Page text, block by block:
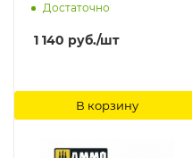
Достаточно
1 140 руб./шт
В корзину